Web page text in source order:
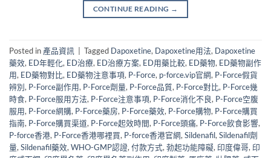
CONTINUE READING →
Posted in 產品資訊 Tagged Dapoxetine, Dapoxetine用法, Dapoxetine
藥效, ED年輕化, ED治療, ED治療方案, ED用藥比較, ED藥物, ED藥物副作
用, ED藥物對比, ED藥物注意事項, P-Force, p-force.vip官網, P-Force假貨
辨別, P-Force副作用, P-Force劑量, P-Force品質, P-Force對比, P-Force幾
時食, P-Force服用方法, P-Force注意事項, P-Force消化不良, P-Force空腹
服用, P-Force網購, P-Force藥房, P-Force藥效, P-Force購物, P-Force購買
指南, P-Force購買渠道, P-Force起效時間, P-Force頭痛, P-Force飲食影響,
P-force香港, P-Force香港哪裡買, P-force香港官網, Sildenafil, Sildenafil劑
量, Sildenafil藥效, WHO-GMP認證, 付款方式, 勃起功能障礙, 印度偉哥, 印